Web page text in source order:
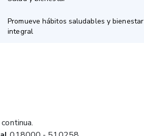
Promueve hábitos saludables y bienestar
integral